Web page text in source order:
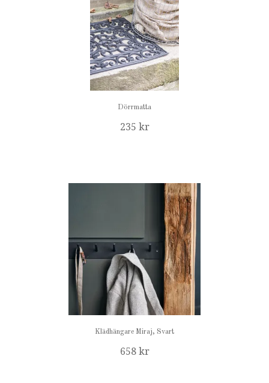
Dörrmatta
235 kr
Klädhängare Miraj, Svart
658 kr